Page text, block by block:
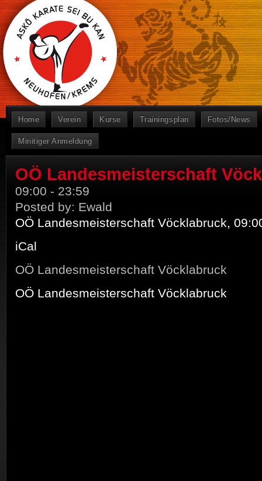
Home Verein Kurse Trainingsplan Fotos/News
Minitiger Anmeldung
OÖ Landesmeisterschaft
09:00 - 23:59
Posted by: Ewald
OÖ Landesmeisterschaft Vöcklabruck,
iCal
OÖ Landesmeisterschaft Vöcklabruck
OÖ Landesmeisterschaft Vöcklabruck